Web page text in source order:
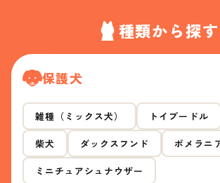
種類から探す
保護犬
雑種（ミックス犬） トイプードル
柴犬 ダックスフンド ポメラニ
ミニチュアシュナウザー